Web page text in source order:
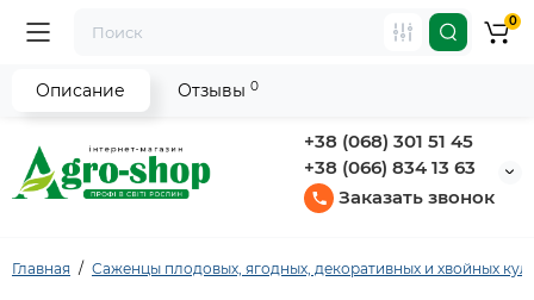
+38 (068) 301 51 45
+38 (066) 834 13 63
Заказать звонок
0
Главная Саженцы плодовых, ягодных, декоративных и хвойных
Описание Отзывы 0